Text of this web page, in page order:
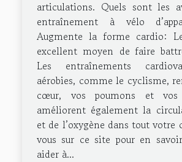
articulations. Quels sont les
entraînement à vélo
Augmente la forme cardio:
excellent moyen de faire
Les entraînements
aérobies, comme le cyclisme,
cœur, vos poumons et vos
améliorent également la
et de l’oxygène dans tout votre
vous sur ce site pour en
aider à...